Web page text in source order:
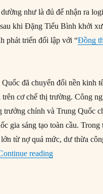
như là đủ để nhận ra
khi Đặng Tiểu Bình khởi
phát triển đối lập với “Đồng
đã chuyển đổi nền kinh
cơ chế thị trường. Công
trưởng chính và Trung Quốc
gia sáng tạo toàn cầu.
từ nợ quá mức, dư thừa
reading“Tại sao ‘Đồng